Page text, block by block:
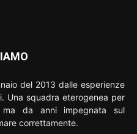
del 2013 dalle esperienze
Una squadra eterogenea per
ma da anni impegnata sul
correttamente.